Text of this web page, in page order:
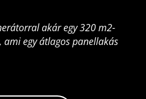
akár egy 320 m2-
egy átlagos panellakás